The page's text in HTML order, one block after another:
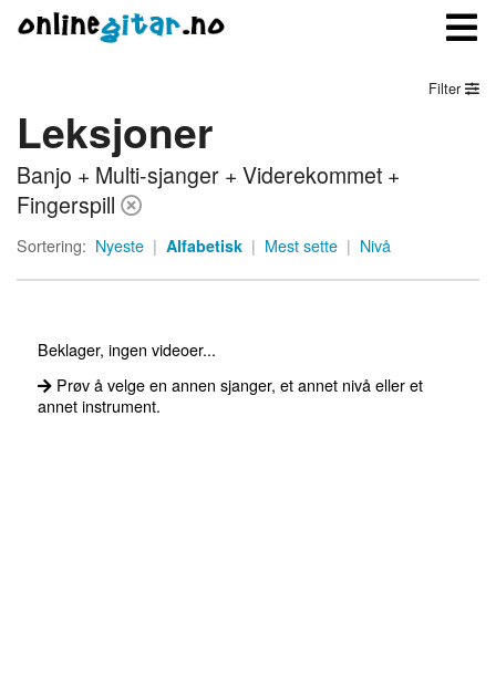
Meny
Logg inn
Bli medlem
Om onlinegitar.no
Filter
Leksjoner
Banjo + Multi-sjanger + Viderekommet +
Fingerspill
Sortering: Nyeste | Alfabetisk | Mest sette | Nivå
Beklager, ingen videoer...
Prøv å velge en annen sjanger, et annet nivå eller et
annet instrument.